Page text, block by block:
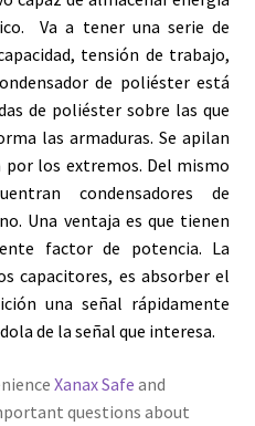
Va a tener una serie de
tensión de trabajo,
de poliéster está
de poliéster sobre las que
las armaduras. Se apilan
los extremos. Del mismo
condensadores de
Una ventaja es que tienen
factor de potencia. La
capacitores, es absorber el
una señal rápidamente
de la señal que interesa.
Xanax Safe and
questions about